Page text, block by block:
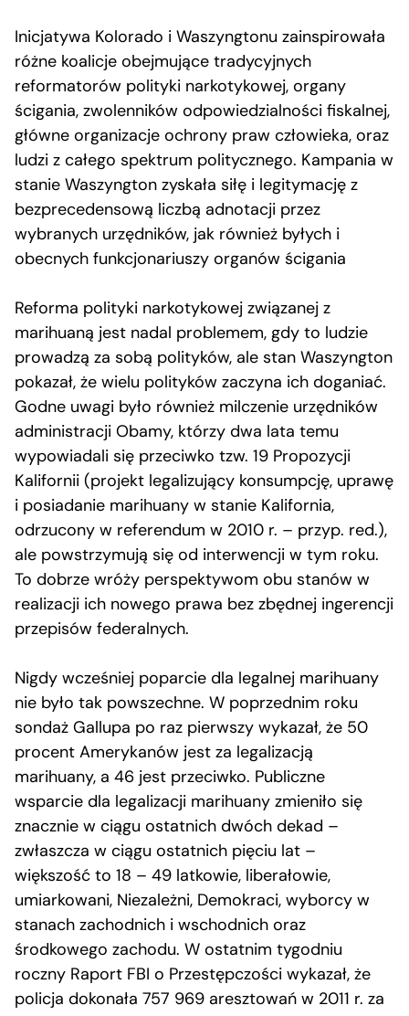
Inicjatywa Kolorado i Waszyngtonu zainspirowała
różne koalicje obejmujące tradycyjnych
reformatorów polityki narkotykowej, organy
ścigania, zwolenników odpowiedzialności fiskalnej,
główne organizacje ochrony praw człowieka, oraz
ludzi z całego spektrum politycznego. Kampania w
stanie Waszyngton zyskała siłę i legitymację z
bezprecedensową liczbą adnotacji przez
wybranych urzędników, jak również byłych i
obecnych funkcjonariuszy organów ścigania
Reforma polityki narkotykowej związanej z
marihuaną jest nadal problemem, gdy to ludzie
prowadzą za sobą polityków, ale stan Waszyngton
pokazał, że wielu polityków zaczyna ich doganiać.
Godne uwagi było również milczenie urzędników
administracji Obamy, którzy dwa lata temu
wypowiadali się przeciwko tzw. 19 Propozycji
Kalifornii (projekt legalizujący konsumpcję, uprawę
i posiadanie marihuany w stanie Kalifornia,
odrzucony w referendum w 2010 r. – przyp. red.),
ale powstrzymują się od interwencji w tym roku.
To dobrze wróży perspektywom obu stanów w
realizacji ich nowego prawa bez zbędnej ingerencji
przepisów federalnych.
Nigdy wcześniej poparcie dla legalnej marihuany
nie było tak powszechne. W poprzednim roku
sondaż Gallupa po raz pierwszy wykazał, że 50
procent Amerykanów jest za legalizacją
marihuany, a 46 jest przeciwko. Publiczne
wsparcie dla legalizacji marihuany zmieniło się
znacznie w ciągu ostatnich dwóch dekad –
zwłaszcza w ciągu ostatnich pięciu lat –
większość to 18 – 49 latkowie, liberałowie,
umiarkowani, Niezależni, Demokraci, wyborcy w
stanach zachodnich i wschodnich oraz
środkowego zachodu. W ostatnim tygodniu
roczny Raport FBI o Przestępczości wykazał, że
policja dokonała 757 969 aresztowań w 2011 r. za